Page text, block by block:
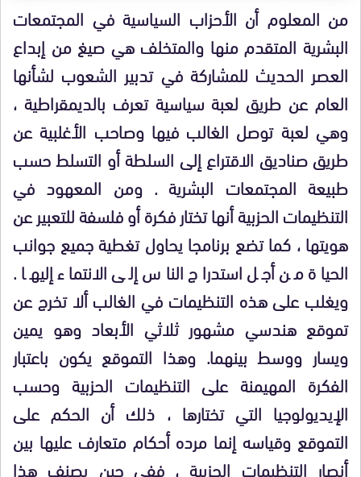
من المعلوم أن الأحزاب السياسية في المجتمعات
البشرية المتقدم منها والمتخلف هي صيغ من إبداع
العصر الحديث للمشاركة في تدبير الشعوب لشأنها
العام عن طريق لعبة سياسية تعرف بالديمقراطية ،
وهي لعبة توصل الغالب فيهاوصاحب الأغلبية عن
طريق صناديق الاقتراع إلى السلطةأو التسلط حسب
طبيعة المجتمعات البشرية . ومن المعهود في
التنظيمات الحزبية أنها تختارفكرة أو فلسفة للتعبير عن
هويتها ، كما تضع برنامجا يحاول تغطية جميع جوانب
الحياة من أجل استدراج الناس إلى الانتماء إليها .
ويغلب على هذه التنظيمات في الغالب ألا تخرج عن
تموقع هندسي مشهور ثلاثي الأبعاد وهو يمين
ويسار ووسط بينهما. وهذا التموقع يكون باعتبار
الفكرة المهيمنة على التنظيمات الحزبية وحسب
الإيديولوجيا التي تختارها ، ذلك أن الحكم على
التموقع وقياسه إنما مرده أحكام متعارف عليها بين
أنصار التنظيمات الحزبية ، ففي حين يصنف هذا